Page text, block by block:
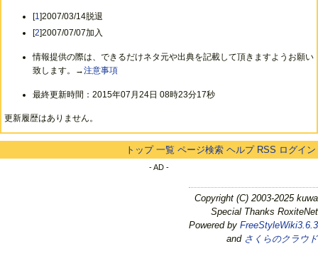
[1 ]2007/03/14脱退
[2]2007/07/07加入
情報提供の際は、できるだけネタ元や出典を記載して頂きますようお願い
致します。→注意事項
最終更新時間：2015年07月24日 08時23分17秒
更新履歴はありません。
トップ 一覧 ページ検索 ヘルプ RSS ログイン
- AD -
Copyright (C) 2003-2025 kuwa
Special Thanks RoxiteNet
Powered by FreeStyleWiki3.6.3
and さくらのクラウド